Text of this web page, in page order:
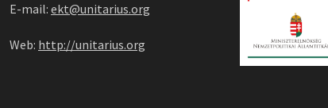
E-mail: ekt@unitarius.org
Web: http://unitarius.org